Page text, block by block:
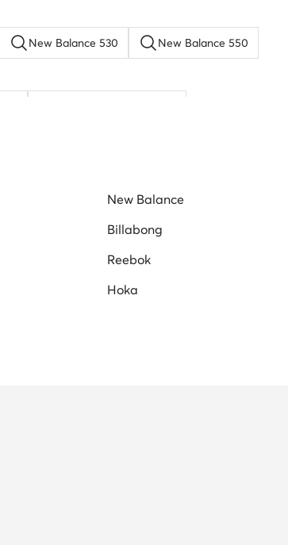
New Balance 530 New Balance 550
New Balance
Billabong
Reebok
Hoka